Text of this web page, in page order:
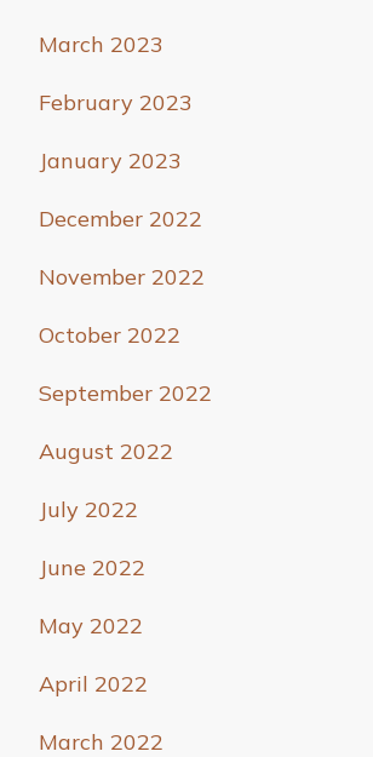
March 2023
February 2023
January 2023
December 2022
November 2022
October 2022
September 2022
August 2022
July 2022
June 2022
May 2022
April 2022
March 2022